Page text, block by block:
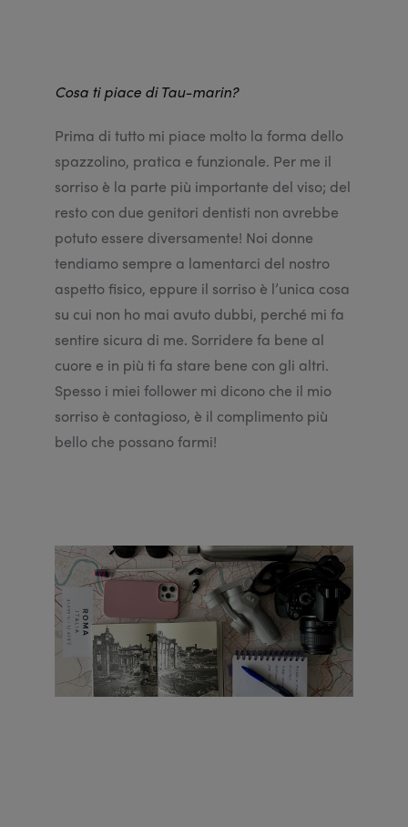
Cosa ti piace di Tau-marin?
Prima di tutto mi piace molto la forma dello
spazzolino, pratica e funzionale. Per me il
sorriso è la parte più importante del viso; del
resto con due genitori dentisti non avrebbe
potuto essere diversamente! Noi donne
tendiamo sempre a lamentarci del nostro
aspetto fisico, eppure il sorriso è l’unica cosa
su cui non ho mai avuto dubbi, perché mi fa
sentire sicura di me. Sorridere fa bene al
cuore e in più ti fa stare bene con gli altri.
Spesso i miei follower mi dicono che il mio
sorriso è contagioso, è il complimento più
bello che possano farmi!